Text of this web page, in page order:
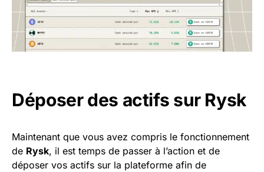
Déposer des actifs sur Rysk
Maintenant que vous avez compris le fonctionnement
de Rysk, il est temps de passer à l’action et de
déposer vos actifs sur la plateforme afin de